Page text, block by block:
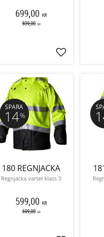
699,00 KR
839,00 KR
Lägg till i
180 REGNJACKA
Regnjacka varsel klass 3
599,00 KR
699,00 KR
SPARA
14%